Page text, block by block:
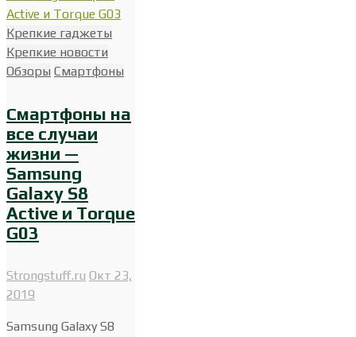
Крепкие гаджеты
Крепкие новости
Обзоры Смартфоны
Смартфоны на
все случаи
жизни —
Samsung
Galaxy S8
Active и Torque
G03
Strongstuff.ru Окт 23,
2019
Samsung Galaxy S8